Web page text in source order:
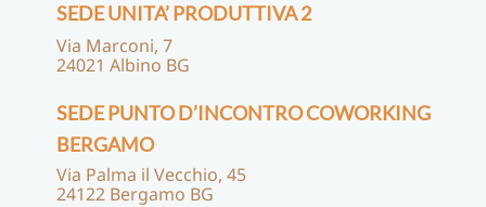
SEDE UNITA’ PRODUTTIVA 2
Via Marconi, 7
24021 Albino BG
SEDE PUNTO D’INCONTRO COWORKING
BERGAMO
Via Palma il Vecchio, 45
24122 Bergamo BG